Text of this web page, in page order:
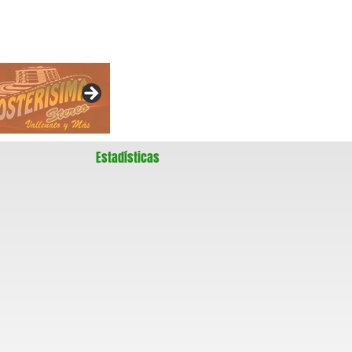
Estadísticas